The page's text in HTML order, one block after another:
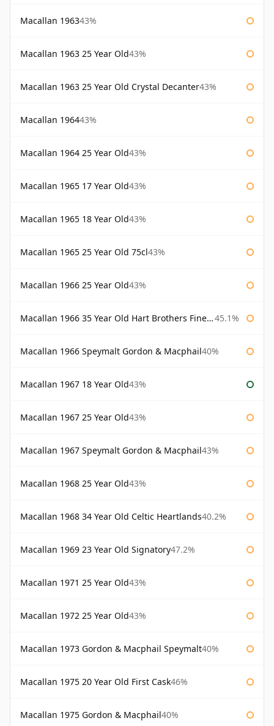
Macallan 196343%
Macallan 1963 25 Year Old43%
Macallan 1963 25 Year Old Crystal Decanter43%
Macallan 196443%
Macallan 1964 25 Year Old43%
Macallan 1965 17 Year Old43%
Macallan 1965 18 Year Old43%
Macallan 1965 25 Year Old 75cl43%
Macallan 1966 25 Year Old43%
Macallan 1966 35 Year Old Hart Brothers Finest Collection 45.1%
Macallan 1966 Speymalt Gordon & Macphail40%
Macallan 1967 18 Year Old43%
Macallan 1967 25 Year Old43%
Macallan 1967 Speymalt Gordon & Macphail43%
Macallan 1968 25 Year Old43%
Macallan 1968 34 Year Old Celtic Heartlands40.2%
Macallan 1969 23 Year Old Signatory47.2%
Macallan 1971 25 Year Old43%
Macallan 1972 25 Year Old43%
Macallan 1973 Gordon & Macphail Speymalt40%
Macallan 1975 20 Year Old First Cask46%
Macallan 1975 Gordon & Macphail40%